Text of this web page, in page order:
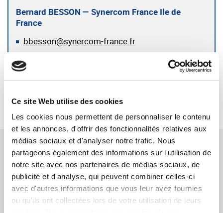
Ce site Web utilise des cookies
Les cookies nous permettent de personnaliser le contenu
et les annonces, d'offrir des fonctionnalités relatives aux
médias sociaux et d'analyser notre trafic. Nous
partageons également des informations sur l'utilisation de
notre site avec nos partenaires de médias sociaux, de
publicité et d'analyse, qui peuvent combiner celles-ci
avec d'autres informations que vous leur avez fournies
ou qu'ils ont collectées lors de votre utilisation de leurs
Bernard BESSON — Synercom France Ile de
France
bbesson@synercom-france.fr
RETOUR
TÉMOIGNAGES CONNEXES
Loïc Blevenec et Alain Quintin, cédants de
MMF Pro
LIRE LE TÉMOIGNAGE